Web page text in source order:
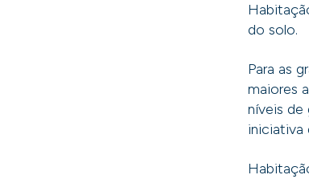
do solo.
Para as
maiores
níveis de
iniciativa